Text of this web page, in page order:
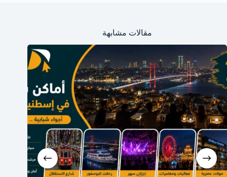
مقالات مشابهة